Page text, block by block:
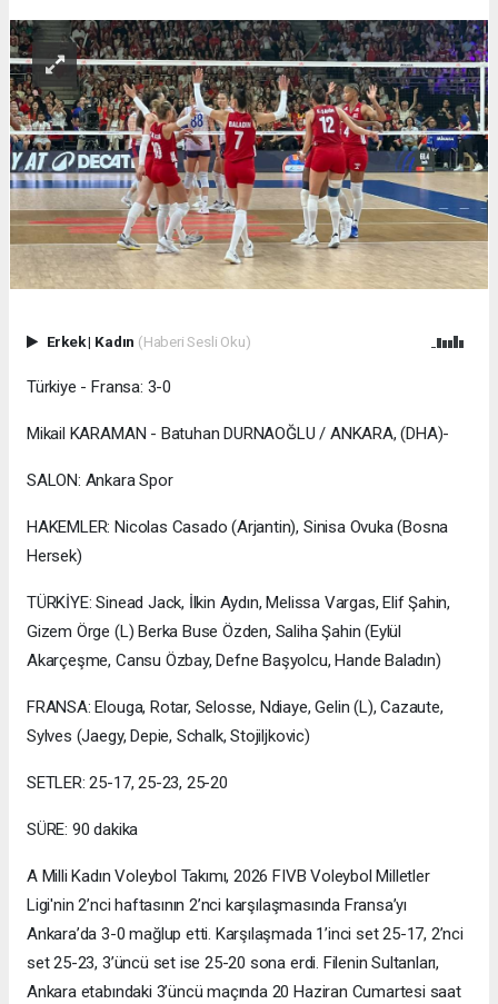
Erkek| Kadın (Haberi Sesli Oku)
Türkiye - Fransa: 3-0
Mikail KARAMAN - Batuhan DURNAOĞLU / ANKARA, (DHA)-
SALON: Ankara Spor
HAKEMLER: Nicolas Casado (Arjantin), Sinisa Ovuka (Bosna
Hersek)
TÜRKİYE: Sinead Jack, İlkin Aydın, Melissa Vargas, Elif Şahin,
Gizem Örge (L) Berka Buse Özden, Saliha Şahin (Eylül
Akarçeşme, Cansu Özbay, Defne Başyolcu, Hande Baladın)
FRANSA: Elouga, Rotar, Selosse, Ndiaye, Gelin (L), Cazaute,
Sylves (Jaegy, Depie, Schalk, Stojiljkovic)
SETLER: 25-17, 25-23, 25-20
SÜRE: 90 dakika
A Milli Kadın Voleybol Takımı, 2026 FIVB Voleybol Milletler
Ligi'nin 2’nci haftasının 2’nci karşılaşmasında Fransa’yı
Ankara’da 3-0 mağlup etti. Karşılaşmada 1’inci set 25-17, 2’nci
set 25-23, 3’üncü set ise 25-20 sona erdi. Filenin Sultanları,
Ankara etabındaki 3’üncü maçında 20 Haziran Cumartesi saat